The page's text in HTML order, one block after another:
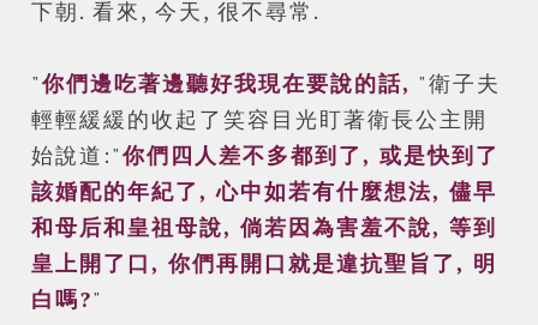
下朝. 看來, 今天, 很不尋常.
"你們邊吃著邊聽好我現在要說的話, "衛子夫
輕輕緩緩的收起了笑容目光盯著衛長公主開
始說道:"你們四人差不多都到了, 或是快到了
該婚配的年紀了, 心中如若有什麼想法, 儘早
和母后和皇祖母說, 倘若因為害羞不說, 等到
皇上開了口, 你們再開口就是違抗聖旨了, 明
白嗎?"